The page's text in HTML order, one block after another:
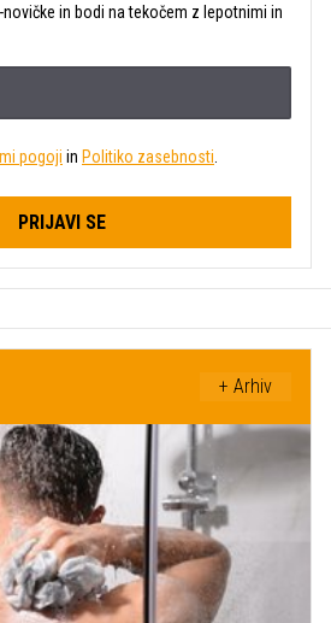
in bodi na tekočem z lepotnimi in
pogoji in Politiko zasebnosti.
PRIJAVI SE
+ Arhiv